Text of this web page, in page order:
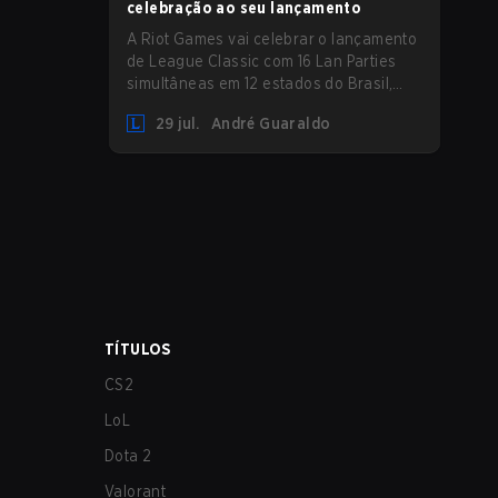
celebração ao seu lançamento
A Riot Games vai celebrar o lançamento
de League Classic com 16 Lan Parties
simultâneas em 12 estados do Brasil,
presenciais nos dias 01 e 02 de agosto.
29 jul. André Guaraldo
TÍTULOS
CS2
LoL
Dota 2
Valorant